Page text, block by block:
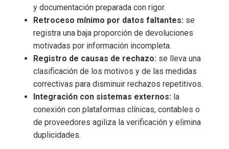
y documentación preparada con rigor.
Retroceso mínimo por datos faltantes: se
registra una baja proporción de devoluciones
motivadas por información incompleta.
Registro de causas de rechazo: se lleva una
clasificación de los motivos y de las medidas
correctivas para disminuir rechazos repetitivos.
Integración con sistemas externos: la
conexión con plataformas clínicas, contables o
de proveedores agiliza la verificación y elimina
duplicidades.